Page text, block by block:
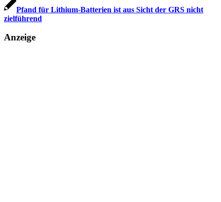
Pfand für Lithium-Batterien ist aus Sicht der GRS nicht
zielführend
Anzeige